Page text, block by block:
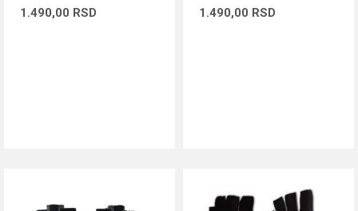
1.490,00 RSD 1.490,00 RSD